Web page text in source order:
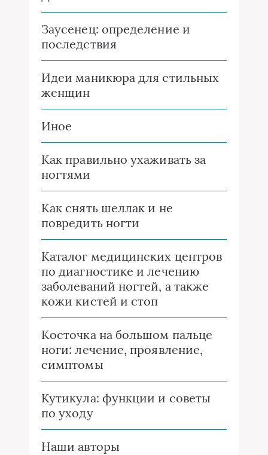
Заусенец: определение и
последствия
Идеи маникюра для стильных
женщин
Иное
Как правильно ухаживать за
ногтями
Как снять шеллак и не
повредить ногти
Каталог медицинских центров
по диагностике и лечению
заболеваний ногтей, а также
кожи кистей и стоп
Косточка на большом пальце
ноги: лечение, проявление,
симптомы
Кутикула: функции и советы
по уходу
Наши авторы